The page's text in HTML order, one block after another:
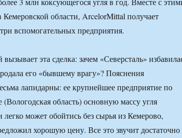
области, ArcelorMittal получает
вспомогательных предприятия.
эта сделка: зачем «Северсталь»
его «бывшему врагу»? Пояснения
лапидарны: ее крупнейшее предприятие по
область) основную массу угля
может обойтись без сырья из Кемерово,
хорошую цену. Все это звучит достаточно